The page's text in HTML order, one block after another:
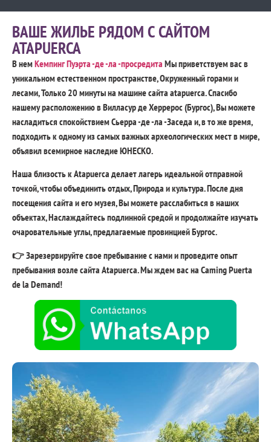
ВАШЕ ЖИЛЬЕ РЯДОМ С САЙТОМ
ATAPUERCA
В немКемпинг Пуэрта -де -ла -просредита Мы приветствуем вас в
уникальном естественном пространстве, Окруженный горами и
лесами, Только 20 минуты на машине сайта atapuerca. Спасибо
нашему расположению в Вилласур де Херрерос (Бургос), Вы можете
насладиться спокойствием Сьерра -де -ла -Заседа и, в то же время,
подходить к одному из самых важных археологических мест в мире,
объявил всемирное наследие ЮНЕСКО.
Наша близость к Atapuerca делает лагерь идеальной отправной
точкой, чтобы объединить отдых, Природа и культура. После дня
посещения сайта и его музея, Вы можете расслабиться в наших
объектах, Наслаждайтесь подлинной средой и продолжайте изучать
очаровательные углы, предлагаемые провинцией Бургос.
👉 Зарезервируйте свое пребывание с нами и проведите опыт
пребывания возле сайта Atapuerca. Мы ждем вас на Caming Puerta
de la Demand!